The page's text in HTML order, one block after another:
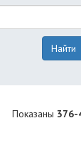
Найти
Показаны 376-